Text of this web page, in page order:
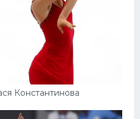
Константинова